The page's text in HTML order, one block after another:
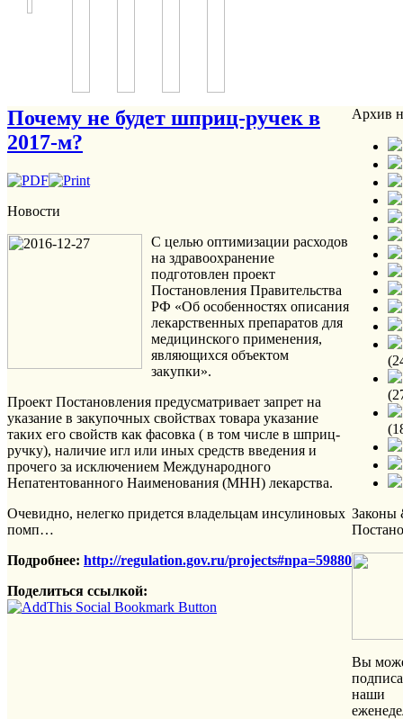
Почему не будет шприц-ручек в
2017-м?
Новости
С целью оптимизации расходов
на здравоохранение
подготовлен проект
Постановления Правительства
РФ «Об особенностях ‎описания
лекарственных препаратов для
медицинского применения,
являющихся объектом
закупки».
Проект Постановления предусматривает запрет на
указание в закупочных свойствах товара указание
таких его свойств как фасовка ( в том числе в шприц-
ручку), наличие игл или иных средств введения и
прочего за исключением Международного
Непатентованного Наименования (МНН) лекарства.
Очевидно, нелегко придется владельцам инсулиновых
помп…
Подробнее: http://regulation.gov.ru/projects#npa=59880
Поделиться ссылкой:
Архив
Законы
Вы
наши